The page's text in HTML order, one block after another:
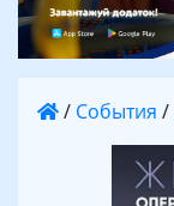
/ События /